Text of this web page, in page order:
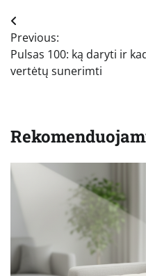
Navigacija
tarp
įrašų
Previous:
Pulsas 100: ką daryti ir
vertėtų sunerimti